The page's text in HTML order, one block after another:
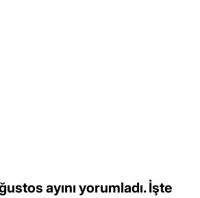
ayını yorumladı. İşte